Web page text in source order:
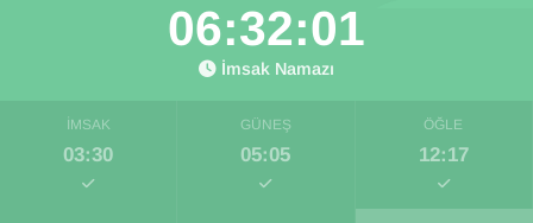
06:32:00
İmsak Namazı
İMSAK
03:30
GÜNEŞ
05:05
ÖĞLE
12:17